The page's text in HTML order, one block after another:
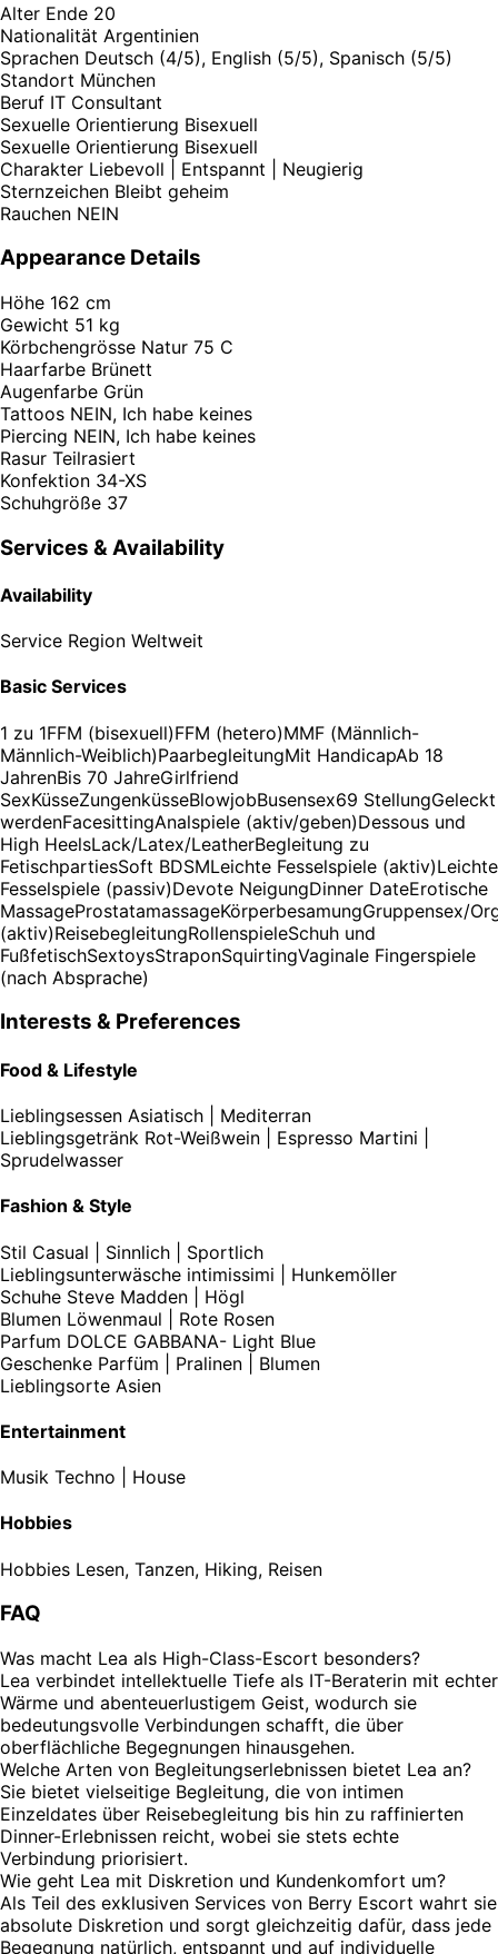
Alter Ende 20
Nationalität Argentinien
Sprachen Deutsch (4/5), English (5/5), Spanisch (5/5)
Standort München
Beruf IT Consultant
Sexuelle Orientierung Bisexuell
Sexuelle Orientierung Bisexuell
Charakter Liebevoll | Entspannt | Neugierig
Sternzeichen Bleibt geheim
Rauchen NEIN
Appearance Details
Höhe 162 cm
Gewicht 51 kg
Körbchengrösse Natur 75 C
Haarfarbe Brünett
Augenfarbe Grün
Tattoos NEIN, Ich habe keines
Piercing NEIN, Ich habe keines
Rasur Teilrasiert
Konfektion 34-XS
Schuhgröße 37
Services & Availability
Availability
Service Region Weltweit
Basic Services
1 zu 1FFM (bisexuell)FFM (hetero)MMF (Männlich-
Männlich-Weiblich)PaarbegleitungMit HandicapAb 18
JahrenBis 70 JahreGirlfriend
SexKüsseZungenküsseBlowjobBusensex69 StellungGeleckt
werdenFacesittingAnalspiele (aktiv/geben)Dessous und
High HeelsLack/Latex/LeatherBegleitung zu
FetischpartiesSoft BDSMLeichte Fesselspiele (aktiv)Leichte
Fesselspiele (passiv)Devote NeigungDinner DateErotische
MassageProstatamassageKörperbesamungGruppensex/
(aktiv)ReisebegleitungRollenspieleSchuh und
FußfetischSextoysStraponSquirtingVaginale Fingerspiele
(nach Absprache)
Interests & Preferences
Food & Lifestyle
Lieblingsessen Asiatisch | Mediterran
Lieblingsgetränk Rot-Weißwein | Espresso Martini |
Sprudelwasser
Fashion & Style
Stil Casual | Sinnlich | Sportlich
Lieblingsunterwäsche intimissimi | Hunkemöller
Schuhe Steve Madden | Högl
Blumen Löwenmaul | Rote Rosen
Parfum DOLCE GABBANA- Light Blue
Geschenke Parfüm | Pralinen | Blumen
Lieblingsorte Asien
Entertainment
Musik Techno | House
Hobbies
Hobbies Lesen, Tanzen, Hiking, Reisen
FAQ
Was macht Lea als High-Class-Escort besonders?
Lea verbindet intellektuelle Tiefe als IT-Beraterin mit echter
Wärme und abenteuerlustigem Geist, wodurch sie
bedeutungsvolle Verbindungen schafft, die über
oberflächliche Begegnungen hinausgehen.
Welche Arten von Begleitungserlebnissen bietet Lea an?
Sie bietet vielseitige Begleitung, die von intimen
Einzeldates über Reisebegleitung bis hin zu raffinierten
Dinner-Erlebnissen reicht, wobei sie stets echte
Verbindung priorisiert.
Wie geht Lea mit Diskretion und Kundenkomfort um?
Als Teil des exklusiven Services von Berry Escort wahrt sie
absolute Diskretion und sorgt gleichzeitig dafür, dass jede
Begegnung natürlich, entspannt und auf individuelle